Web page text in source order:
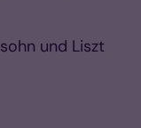
und Liszt